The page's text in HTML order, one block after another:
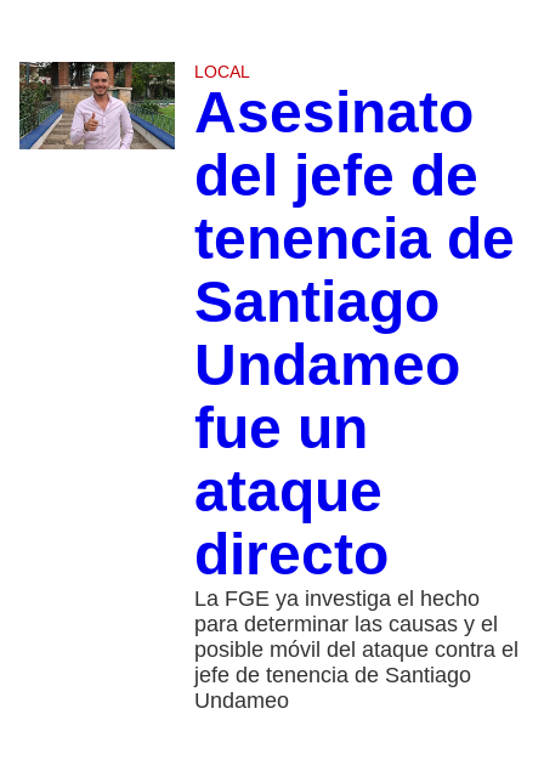
LOCAL
Asesinato
del jefe de
tenencia de
Santiago
Undameo
fue un
ataque
directo
La FGE ya investiga el hecho
para determinar las causas y el
posible móvil del ataque contra el
jefe de tenencia de Santiago
Undameo